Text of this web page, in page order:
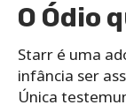
O Ódio
Starr é uma
infância ser
Única